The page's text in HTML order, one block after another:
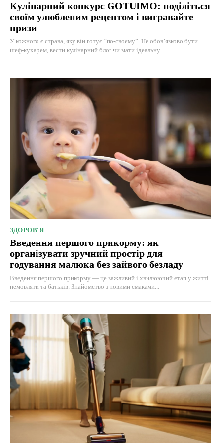
Кулінарний конкурс GOTUIMO: поділіться
своїм улюбленим рецептом і вигравайте
призи
У кожного є страва, яку він готує “по-своєму”. Не обов’язково бути
шеф-кухарем, вести кулінарний блог чи мати ідеальну...
ЗДОРОВ'Я
Введення першого прикорму: як
організувати зручний простір для
годування малюка без зайвого безладу
Введення першого прикорму — це важливий і хвилюючий етап у житті
немовляти та батьків. Знайомство з новими смаками...